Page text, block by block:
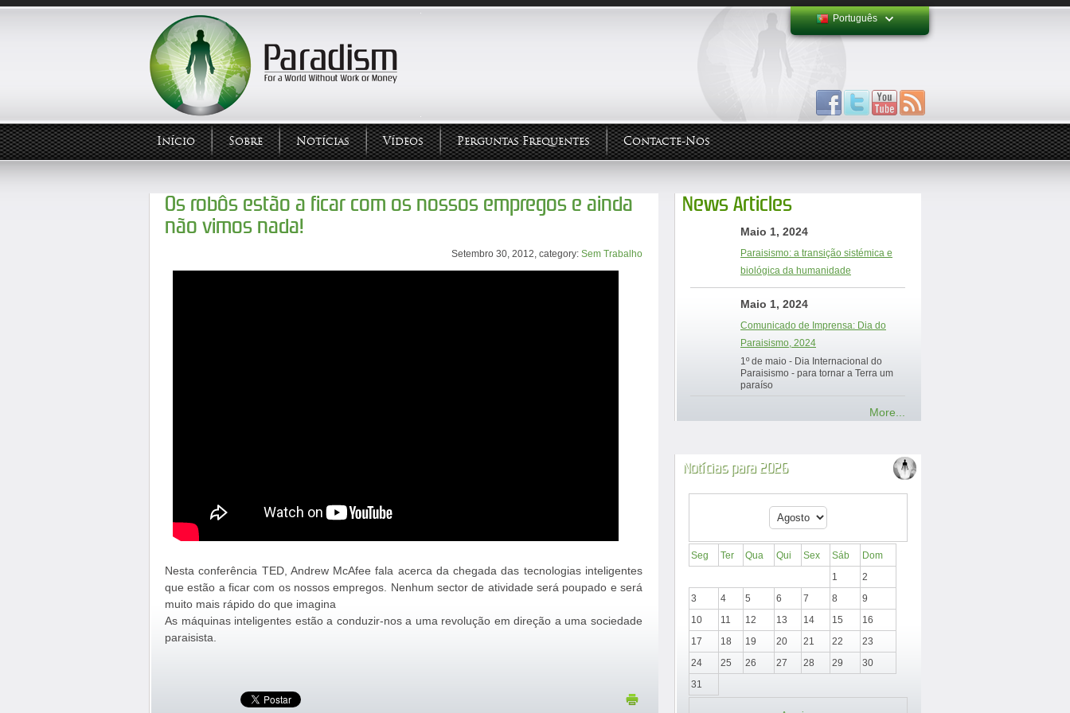
Português
Início Sobre Notícias Vídeos Perguntas Frequentes Contacte-Nos
Os robôs estão a ficar com os nossos empregos e ainda
não vimos nada!
Setembro 30, 2012, category: Sem Trabalho
Nesta conferência TED, Andrew McAfee fala acerca da chegada das tecnologias inteligentes
que estão a ficar com os nossos empregos. Nenhum sector de atividade será poupado e será
muito mais rápido do que imagina
As máquinas inteligentes estão a conduzir-nos a uma revolução em direção a uma sociedade
paraisista.
News Articles
Maio 1, 2024
Paraisismo: a transição sistémica e
biológica da humanidade
Maio 1, 2024
Comunicado de Imprensa: Dia do
Paraisismo, 2024
1º de maio - Dia Internacional do
Paraisismo - para tornar a Terra um
paraíso
More...
Notícias para 2026
Seg Ter Qua Qui Sex Sáb
Dom
1
2
3
4 5 6 7 8
9
10
11 12 13 14 15
16
17
18 19 20 21 22
23
24
25 26 27 28 29
30
31